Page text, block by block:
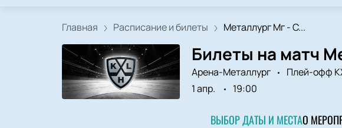
Главная Расписание и билеты Металлург Мг - С...
Билеты на матч
Арена-Металлург Плей-офф
1 апр.
19:00
ВЫБОР ДАТЫ И МЕСТАО